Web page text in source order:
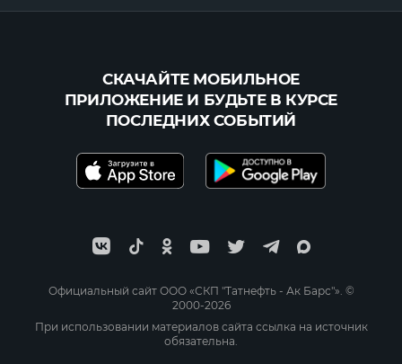
Официальный сайт ООО «СКП "Татнефть - Ак Барс"». ©
2000-2026
При использовании материалов сайта ссылка на источник
обязательна.
СКАЧАЙТЕ МОБИЛЬНОЕ
ПРИЛОЖЕНИЕ И БУДЬТЕ В КУРСЕ
ПОСЛЕДНИХ СОБЫТИЙ